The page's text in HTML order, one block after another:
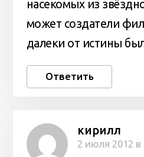
насекомых из
может создатели
далеки от истины
Ответить
кирилл
2 июля 2012 в